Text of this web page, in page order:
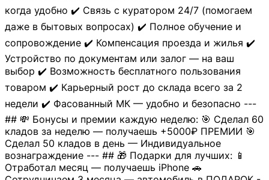
когда удобно ✔️ Связь с куратором 24/7 (помогаем
даже в бытовых вопросах) ✔️ Полное обучение и
сопровождение ✔️ Компенсация проезда и жилья ✔️
Устройство по документам или залог — на ваш
выбор ✔️ Возможность бесплатного пользования
товаром ✔️ Карьерный рост до склада всего за 2
недели ✔️ Фасованный МК — удобно и безопасно ---
## 💸 Бонусы и премии каждую неделю: 🎯 Сделал 60
кладов за неделю — получаешь +5000₽ ПРЕМИИ 🎯
Сделал 50 кладов в день — Индивидуальное
вознаграждение --- ## 🎁 Подарки для лучших: 📱
Отработал месяц — получаешь iPhone 🚗